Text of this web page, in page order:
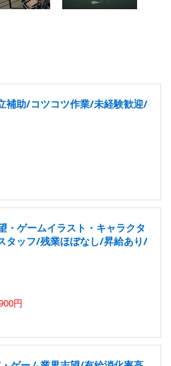
補助/コツコツ作業/未経験歓迎/
・ゲームイラスト・キャラクタ
タッフ/残業ほぼなし/昇給あり/
円